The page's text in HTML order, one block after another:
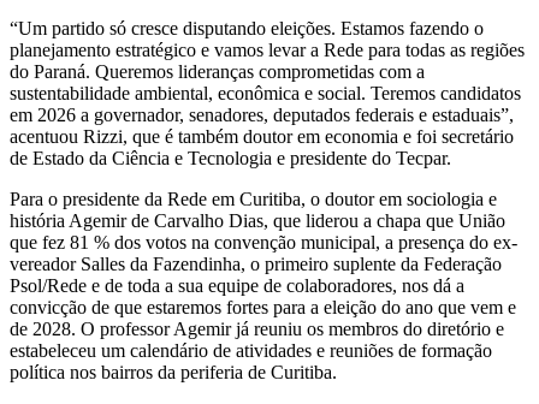
“Um partido só cresce disputando eleições. Estamos fazendo o
planejamento estratégico e vamos levar a Rede para todas as regiões
do Paraná. Queremos lideranças comprometidas com a
sustentabilidade ambiental, econômica e social. Teremos candidatos
em 2026 a governador, senadores, deputados federais e estaduais”,
acentuou Rizzi, que é também doutor em economia e foi secretário
de Estado da Ciência e Tecnologia e presidente do Tecpar.
Para o presidente da Rede em Curitiba, o doutor em sociologia e
história Agemir de Carvalho Dias, que liderou a chapa que União
que fez 81 % dos votos na convenção municipal, a presença do ex-
vereador Salles da Fazendinha, o primeiro suplente da Federação
Psol/Rede e de toda a sua equipe de colaboradores, nos dá a
convicção de que estaremos fortes para a eleição do ano que vem e
de 2028. O professor Agemir já reuniu os membros do diretório e
estabeleceu um calendário de atividades e reuniões de formação
política nos bairros da periferia de Curitiba.